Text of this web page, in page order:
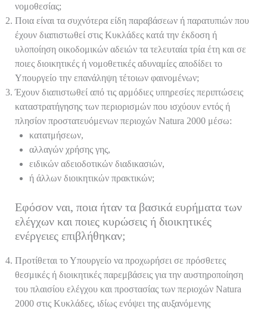
νομοθεσίας;
Ποια είναι τα συχνότερα είδη παραβάσεων ή παρατυπιών που
έχουν διαπιστωθεί στις Κυκλάδες κατά την έκδοση ή
υλοποίηση οικοδομικών αδειών τα τελευταία τρία έτη και σε
ποιες διοικητικές ή νομοθετικές αδυναμίες αποδίδει το
Υπουργείο την επανάληψη τέτοιων φαινομένων;
Έχουν διαπιστωθεί από τις αρμόδιες υπηρεσίες περιπτώσεις
καταστρατήγησης των περιορισμών που ισχύουν εντός ή
πλησίον προστατευόμενων περιοχών Natura 2000 μέσω:
κατατμήσεων,
αλλαγών χρήσης γης,
ειδικών αδειοδοτικών διαδικασιών,
ή άλλων διοικητικών πρακτικών;
Εφόσον ναι, ποια ήταν τα βασικά ευρήματα των
ελέγχων και ποιες κυρώσεις ή διοικητικές
ενέργειες επιβλήθηκαν;
Προτίθεται το Υπουργείο να προχωρήσει σε πρόσθετες
θεσμικές ή διοικητικές παρεμβάσεις για την αυστηροποίηση
του πλαισίου ελέγχου και προστασίας των περιοχών Natura
2000 στις Κυκλάδες, ιδίως ενόψει της αυξανόμενης